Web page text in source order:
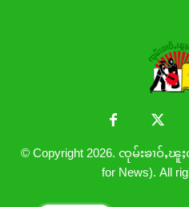
© Copyright 2026. ၸုမ်းၶၢဝ်ႇၽူႈ
for News). All